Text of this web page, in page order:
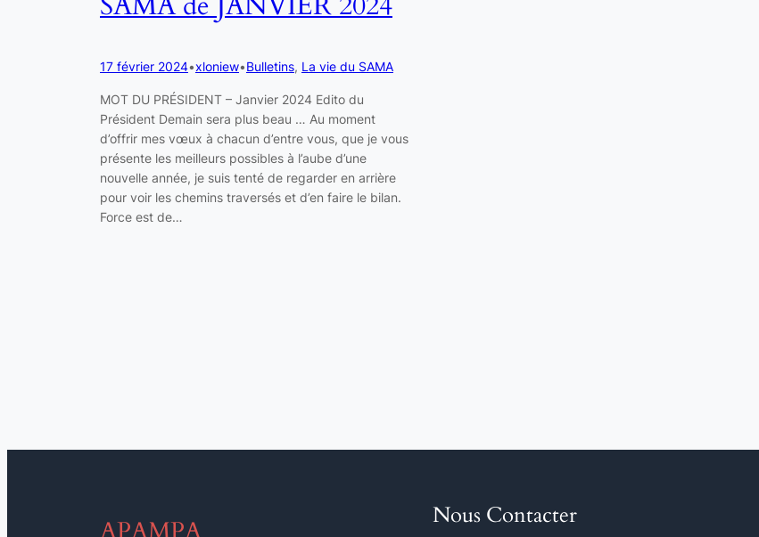
17 février 2024•xloniew•Bulletins, La vie du SAMA
MOT DU PRÉSIDENT – Janvier 2024 Edito du
Président Demain sera plus beau … Au moment
d’offrir mes vœux à chacun d’entre vous, que je vous
présente les meilleurs possibles à l’aube d’une
nouvelle année, je suis tenté de regarder en arrière
pour voir les chemins traversés et d’en faire le bilan.
Force est de…
Nous Contacter